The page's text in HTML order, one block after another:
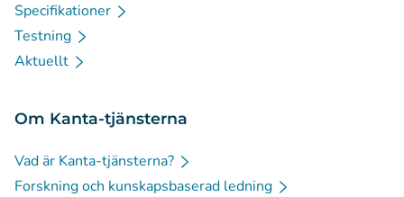
Specifikationer
Testning
Aktuellt
Om Kanta-tjänsterna
Vad är Kanta-tjänsterna?
Forskning och kunskapsbaserad ledning